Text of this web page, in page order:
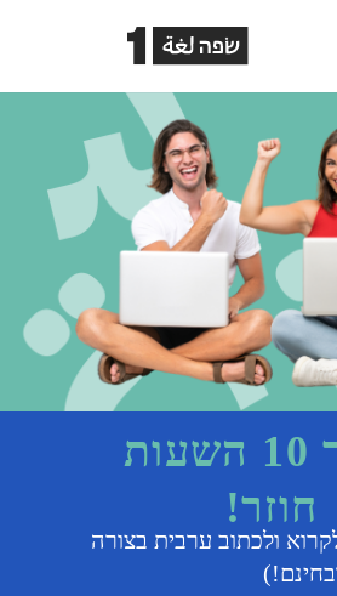
חוזר!
ולכתוב ערבית בצורה